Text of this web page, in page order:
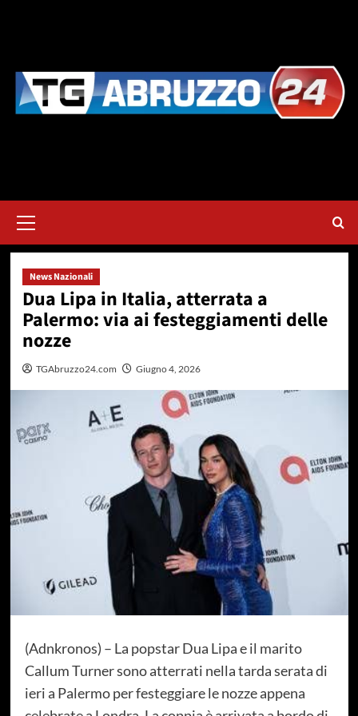
principale
News Nazionali
Dua Lipa in Italia, atterrata a
Palermo: via ai festeggiamenti delle
nozze
TGAbruzzo24.com Giugno 4, 2026
(Adnkronos) – La popstar Dua Lipa e il marito
Callum Turner sono atterrati nella tarda serata di
ieri a Palermo per festeggiare le nozze appena